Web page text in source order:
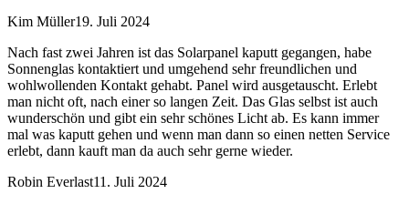
Kim Müller19. Juli 2024
Nach fast zwei Jahren ist das Solarpanel kaputt gegangen, habe
Sonnenglas kontaktiert und umgehend sehr freundlichen und
wohlwollenden Kontakt gehabt. Panel wird ausgetauscht. Erlebt
man nicht oft, nach einer so langen Zeit. Das Glas selbst ist auch
wunderschön und gibt ein sehr schönes Licht ab. Es kann immer
mal was kaputt gehen und wenn man dann so einen netten Service
erlebt, dann kauft man da auch sehr gerne wieder.
Robin Everlast11. Juli 2024